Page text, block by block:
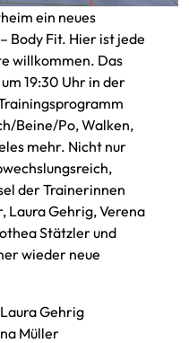
ein neues
Body Fit. Hier ist jede
willkommen. Das
19:30 Uhr in der
Beine/Po, Walken,
mehr. Nicht nur
der Trainerinnen
Laura Gehrig, Verena
Stätzler und
wieder neue
Gehrig
Müller